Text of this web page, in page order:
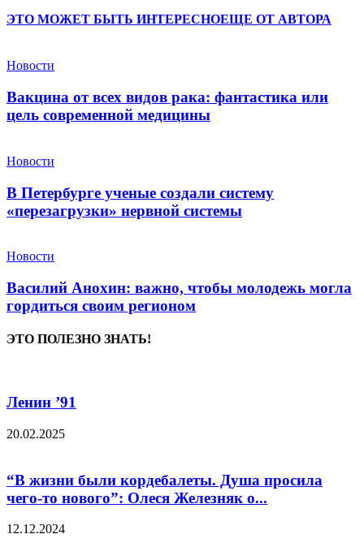
ЭТО МОЖЕТ БЫТЬ ИНТЕРЕСНОЕЩЕ ОТ АВТОРА
Новости
Вакцина от всех видов рака: фантастика или
цель современной медицины
Новости
В Петербурге ученые создали систему
«перезагрузки» нервной системы
Новости
Василий Анохин: важно, чтобы молодежь могла
гордиться своим регионом
ЭТО ПОЛЕЗНО ЗНАТЬ!
Ленин ’91
20.02.2025
“В жизни были кордебалеты. Душа просила
чего-то нового”: Олеся Железняк о...
12.12.2024